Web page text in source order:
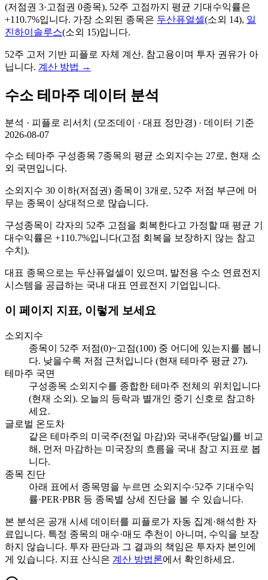
(저점권 3·고점권 0종목), 52주 고점까지 평균 기대수익률은
+110.7%입니다. 가장 소외된 종목은 두산퓨얼셀(소외 14), 일
진하이솔루스(소외 15)입니다.
52주 고저 기반 피플로 자체 계산. 참고용이며 투자 권유가 아
닙니다. 계산 방법 →
수소 테마주 데이터 분석
분석 · 피플로 리서치 (모조데이 · 대표 정만경) · 데이터 기준
2026-08-07
수소 테마주 구성종목 7종목의 평균 소외지수는 27로, 현재 소
외 국면입니다.
소외지수 30 이하(저점권) 종목이 3개로, 52주 저점 부근에 머
무는 종목이 상대적으로 많습니다.
구성종목이 각자의 52주 고점을 회복한다고 가정할 때 평균 기
대수익률은 +110.7%입니다(고점 회복을 보장하지 않는 참고
수치).
대표 종목으로는 두산퓨얼셀이 있으며, 발전용 수소 연료전지
시스템을 공급하는 국내 대표 연료전지 기업입니다.
이 페이지 지표, 이렇게 보세요
소외지수
종목이 52주 저점(0)~고점(100) 중 어디에 있는지를 봅니
다. 낮을수록 저점 근처입니다 (현재 테마주 평균 27).
테마주 국면
구성종목 소외지수를 종합한 테마주 전체의 위치입니다
(현재 소외). 오늘의 등락과 별개인 중기 신호로 참고하
세요.
글로벌 온도차
같은 테마주의 미국주(전일 마감)와 국내주(당일)를 비교
해, 먼저 마감하는 미국장의 흐름을 국내 참고 지표로 봅
니다.
종목 진단
아래 표에서 종목명을 누르면 소외지수·52주 기대수익
률·PER·PBR 등 종목별 상세 진단을 볼 수 있습니다.
본 분석은 공개 시세 데이터를 피플로가 자동 집계·해석한 자
료입니다. 특정 종목의 매수·매도 추천이 아니며, 수익을 보장
하지 않습니다. 투자 판단과 그 결과의 책임은 투자자 본인에
게 있습니다. 지표 산식은 계산 방법론에서 확인하세요.